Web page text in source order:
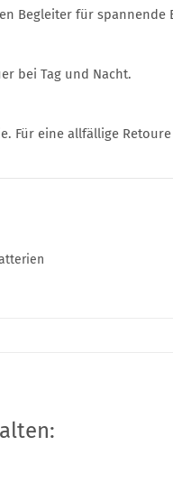
Begleiter für
bei Tag und Nacht.
Für eine allfällige